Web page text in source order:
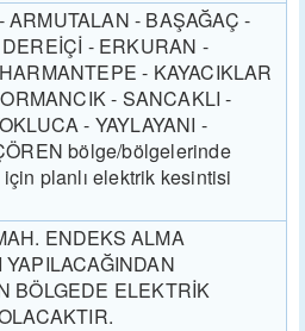
ARMUTALAN - BAŞAĞAÇ -
- ERKURAN -
- KAYACIKLAR
- SANCAKLI -
- YAYLAYANI -
bölge/bölgelerinde
planlı elektrik kesintisi
ENDEKS ALMA
BÖLGEDE ELEKTRİK